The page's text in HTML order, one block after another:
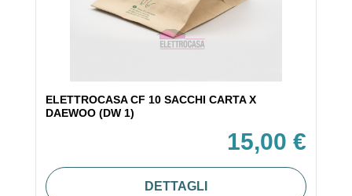
ELETTROCASA CF 10 SACCHI CARTA X
DAEWOO (DW 1)
15,00 €
DETTAGLI